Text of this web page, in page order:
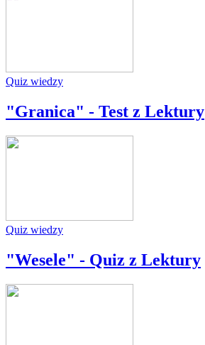
Quiz wiedzy
"Granica" - Test z Lektury
Quiz wiedzy
"Wesele" - Quiz z Lektury